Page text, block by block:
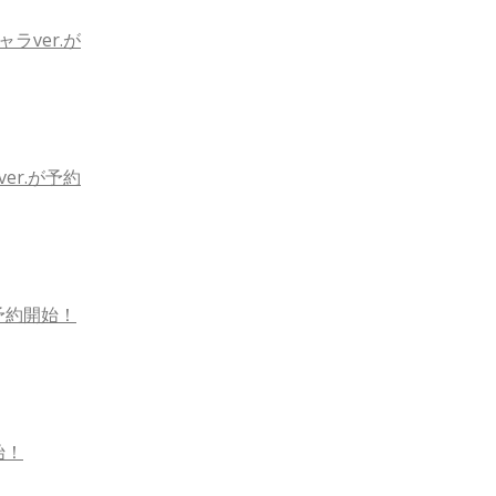
ラver.が
が予約
開始！